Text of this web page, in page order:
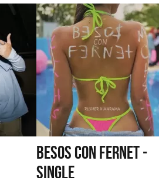
BESOS CON FERNET -
SINGLE